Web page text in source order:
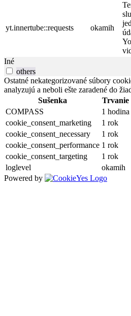
yt.innertube::requests okamih
Iné
others
Ostatné nekategorizované súbory
analyzujú a neboli ešte zaradené do
Sušenka
Trvanie
COMPASS
1 hodina
cookie_consent_marketing
1 rok
cookie_consent_necessary
1 rok
cookie_consent_performance 1 rok
cookie_consent_targeting
1 rok
loglevel
okamih
Powered by